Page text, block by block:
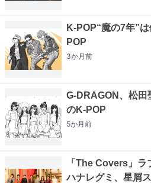
K-POP“魔の7年”
POP
3か月前
G-DRAGON、松田
のK-POP
5か月前
「The Covers」ラ
ハナレグミ、星屑